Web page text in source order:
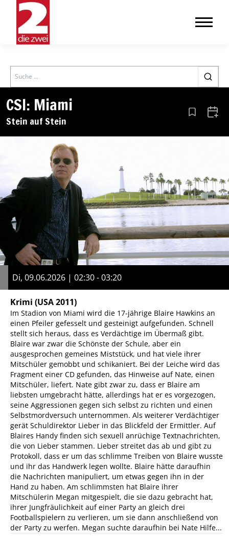
Search
CSI: Miami
Stein auf Stein Aus den
Di, 09.06.2026 | 02:30 - 03:20
Krimi (USA 2011)
Im Stadion von Miami wird die 17-jährige Blaire Hawkins an
einen Pfeiler gefesselt und gesteinigt aufgefunden. Schnell
stellt sich heraus, dass es Verdächtige im Übermaß gibt.
Blaire war zwar die Schönste der Schule, aber ein
ausgesprochen gemeines Miststück, und hat viele ihrer
Mitschüler gemobbt und schikaniert. Bei der Leiche wird das
Fragment einer CD gefunden, das Hinweise auf Nate, einen
Mitschüler, liefert. Nate gibt zwar zu, dass er Blaire am
liebsten umgebracht hätte, allerdings hat er es vorgezogen,
seine Aggressionen gegen sich selbst zu richten und einen
Selbstmordversuch unternommen. Als weiterer Verdächtiger
gerät Schuldirektor Lieber in das Blickfeld der Ermittler. Auf
Blaires Handy finden sich sexuell anrüchige Textnachrichten,
die von Lieber stammen. Lieber streitet das ab und gibt zu
Protokoll, dass er um das schlimme Treiben von Blaire wusste
und ihr das Handwerk legen wollte. Blaire hätte daraufhin
die Nachrichten manipuliert, um etwas gegen ihn in der
Hand zu haben. Am schlimmsten hat Blaire ihrer
Mitschülerin Megan mitgespielt, die sie dazu gebracht hat,
ihrer Jungfräulichkeit auf einer Party an gleich drei
Footballspielern zu verlieren, um sie dann anschließend von
der Party zu werfen. Megan suchte daraufhin bei Nate Hilfe...